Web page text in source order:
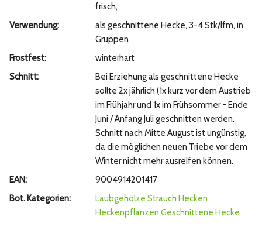
frisch,
Verwendung:
als geschnittene Hecke, 3-4 Stk/lfm, in
Gruppen
Frostfest:
winterhart
Schnitt:
Bei Erziehung als geschnittene Hecke
sollte 2x jährlich (1x kurz vor dem Austrieb
im Frühjahr und 1x im Frühsommer - Ende
Juni / Anfang Juli geschnitten werden.
Schnitt nach Mitte August ist ungünstig,
da die möglichen neuen Triebe vor dem
Winter nicht mehr ausreifen können.
EAN:
9004914201417
Bot. Kategorien:
Laubgehölze Strauch Hecken
Heckenpflanzen Geschnittene Hecke